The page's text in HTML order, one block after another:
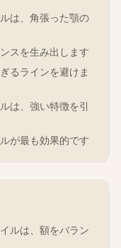
は、角張った顎の
スを生み出します
るラインを避けま
は、強い特徴を引
が最も効果的です
ルは、額をバラン